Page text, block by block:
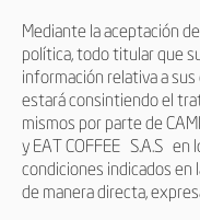
Mediante la aceptación
política, todo titular que
información relativa a
estará consintiendo el
mismos por parte de
yEAT COFFEE S.A.S en
condiciones indicados en
de manera directa,